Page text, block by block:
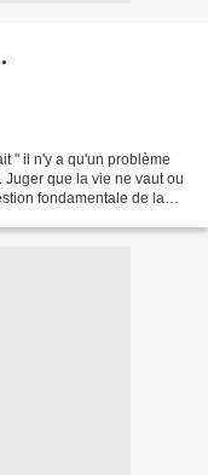
" il n'y a qu'un problème
que la vie ne vaut ou
fondamentale de la